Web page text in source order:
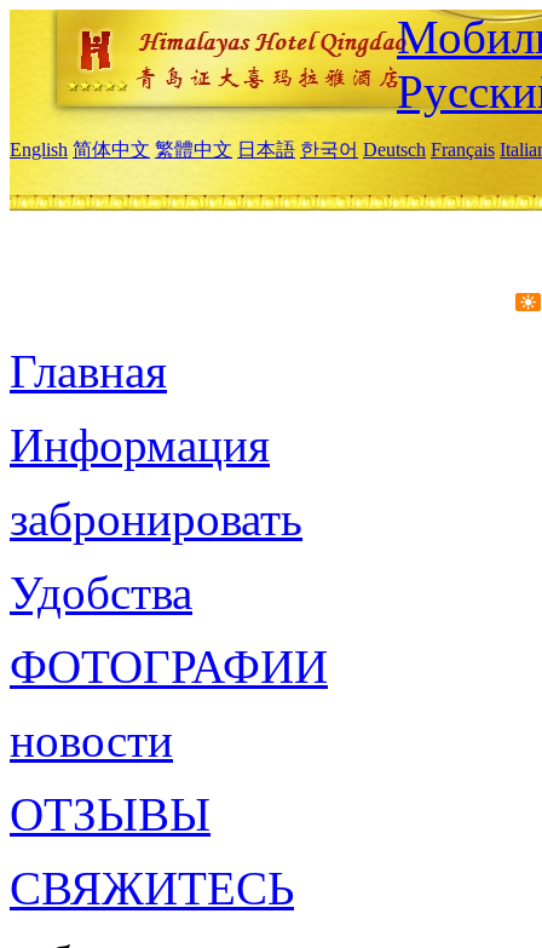
English 简体中文 繁體中文 日本語 한국어 Deutsch Français
Главная
Информация
забронировать
Удобства
ФОТОГРАФИИ
новости
ОТЗЫВЫ
СВЯЖИТЕСЬ